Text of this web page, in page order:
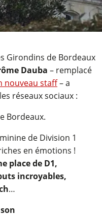
Girondins de Bordeaux
Dauba – remplacé
nouveau staff– a
réseaux sociaux :
Bordeaux.
de Division 1
en émotions !
place de D1,
incroyables,
…